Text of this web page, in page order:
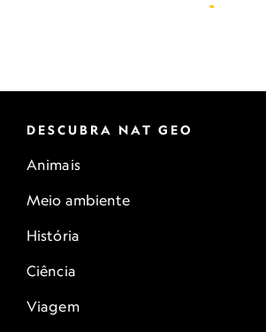
DESCUBRA NAT GEO
Animais
Meio ambiente
História
Ciência
Viagem